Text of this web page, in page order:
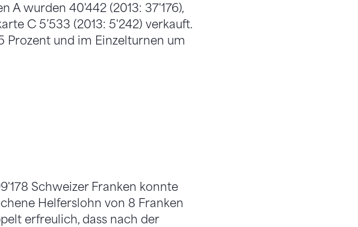
A wurden 40'442 (2013: 37'176),
C 5’533 (2013: 5'242) verkauft.
Prozent und im Einzelturnen um
Schweizer Franken konnte
Helferslohn von 8 Franken
erfreulich, dass nach der